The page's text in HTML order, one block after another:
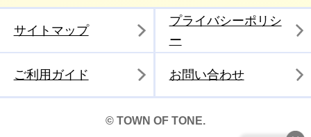
サイトマップ
プライバシーポリシ
ー
ご利用ガイド お問い合わせ
© TOWN OF TONE.